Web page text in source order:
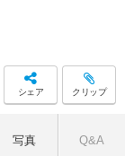
シェア クリップ
写真 Q&A